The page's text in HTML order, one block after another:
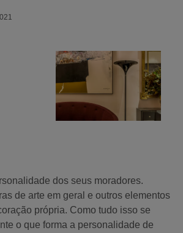
dos seus moradores.
de arte em geral e outros elementos
própria. Como tudo isso se
o que forma a personalidade de